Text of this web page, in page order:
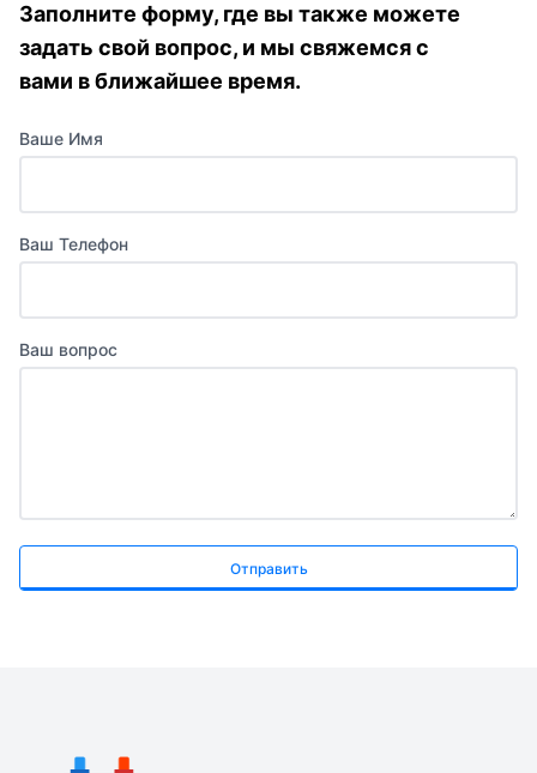
Заполните форму, где вы также можете
задать свой вопрос, и мы свяжемся с
вами в ближайшее время.
Ваше Имя
Ваш Телефон
Ваш вопрос
Отправить